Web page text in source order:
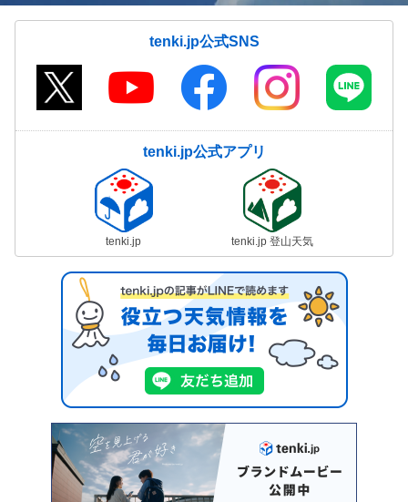
tenki.jp公式SNS
tenki.jp公式アプリ
tenki.jp tenki.jp 登山天気